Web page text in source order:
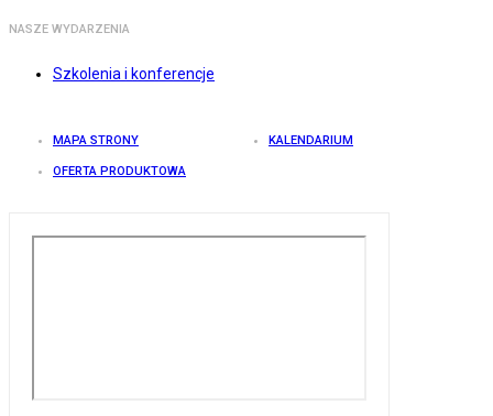
NASZE WYDARZENIA
Szkolenia i konferencje
MAPA STRONY KALENDARIUM
OFERTA PRODUKTOWA